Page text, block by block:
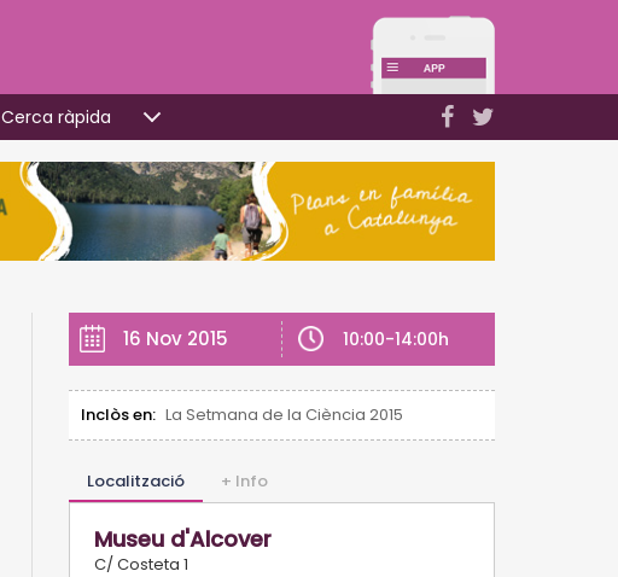
Cerca ràpida
16 Nov 2015 10:00-14:00h
Inclòs en: La Setmana de la Ciència 2015
Localització + Info
Museu d'Alcover
C/ Costeta 1